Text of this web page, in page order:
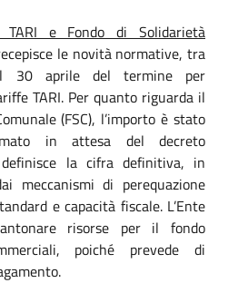
TARI e Fondo di Solidarietà
le novità normative, tra
30 aprile del termine per
TARI. Per quanto riguarda il
(FSC), l’importo è stato
in attesa del decreto
la cifra definitiva, in
meccanismi di perequazione
e capacità fiscale. L’Ente
risorse per il fondo
poiché prevede di